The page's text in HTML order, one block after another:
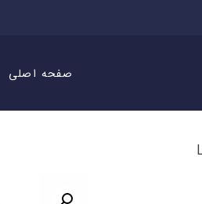
صفحه اصلی